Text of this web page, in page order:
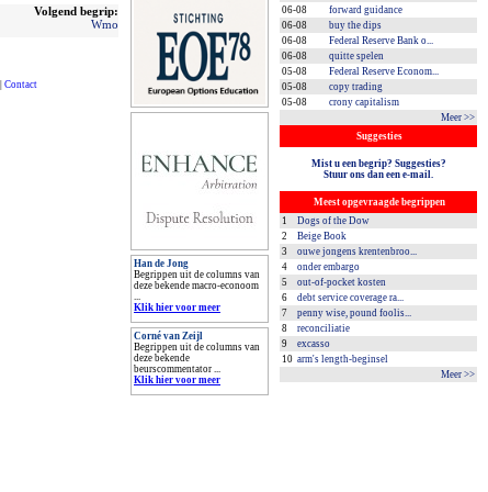
06-08
forward guidance
06-08
buy the dips
06-08
Federal Reserve Bank o...
06-08
quitte spelen
05-08
Federal Reserve Econom...
05-08
copy trading
05-08
crony capitalism
Meer >>
Suggesties
Mist u een begrip? Suggesties?
Stuur ons dan een e-mail.
Meest opgevraagde begrippen
1
Dogs of the Dow
2
Beige Book
3
ouwe jongens krentenbroo...
4
onder embargo
5
out-of-pocket kosten
6
debt service coverage ra...
7
penny wise, pound foolis...
8
reconciliatie
9
excasso
10 arm's length-beginsel
Meer >>
Volgend begrip:
Wmo
Contact
Han de Jong
Begrippen uit de columns van
deze bekende macro-econoom
...
Klik hier voor meer
Corné van Zeijl
Begrippen uit de columns van
deze bekende
beurscommentator ...
Klik hier voor meer